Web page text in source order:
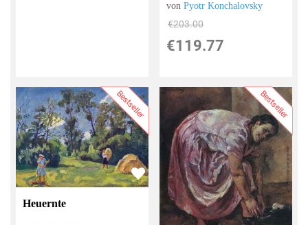
vonPyotr Konchalovsky
€203.00
€119.77
Bestseller
Heuernte
Bestseller